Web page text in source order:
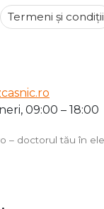
Termeni și condiții
09:00 – 18:00
– doctorul tău în